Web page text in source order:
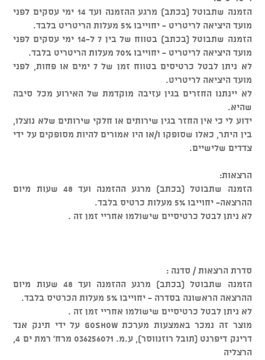
הזמנה שתבוטל (בכתב) מרגע ההזמנה ועד 14 ימי עסקים לפני
מועד היציאה לריטריט - יחוייבו 5% מעלות הריטריט בלבד.
הזמנה שתבוטל (בכתב) בטווח של בין 7 ל-14 ימי עסקים לפני
מועד היציאה לריטריט - יחוייבו 70% מעלות הריטריט בלבד.
לא ניתן לבטל כרטיסים בטווח זמן של 7 ימים או פחות, לפני
מועד היציאה לריטריט.
לא יינתנו החזרים בגין עזיבה מוקדמת של האירוע מכל סיבה
שהיא.
ידוע לי כי אין החזר בגין שירותים או חלקי שירותים שלא נוצלו,
בין היתר, כאלו שסופקו ו/או היו אמורים להיות מסופקים על ידי
צדדים שלישיים.
הרצאות:
הזמנה שתבוטל (בכתב) מרגע ההזמנה ועד 48 שעות מיום
ההרצאה- יחוייבו 5% מעלות כרטיס בלבד.
לא ניתן לבטל כרטיסיים שישולמו אחריי זמן זה .
סדרת הרצאות / סדנה :
הזמנה שתבוטל (בכתב) מרגע ההזמנה ועד 48 שעות מיום
ההרצאה הראשונה בסדרה - יחוייבו 5% מעלות הכרטיס בלבד.
לא ניתן לבטל כרטיסיים שישולמו אחריי זמן זה .
מוצר זה נמכר באמצעות מערכת GOSHOW על ידי תינק אנד
דרינק דיפרנט (תובל רוזנווסר), ע.מ. 036256071 מרח' רמת ים 4,
הרצליה